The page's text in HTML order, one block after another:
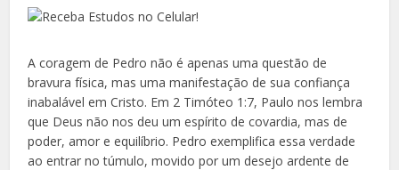
A coragem de Pedro não é apenas uma questão de
bravura física, mas uma manifestação de sua confiança
inabalável em Cristo. Em 2 Timóteo 1:7, Paulo nos lembra
que Deus não nos deu um espírito de covardia, mas de
poder, amor e equilíbrio. Pedro exemplifica essa verdade
ao entrar no túmulo, movido por um desejo ardente de